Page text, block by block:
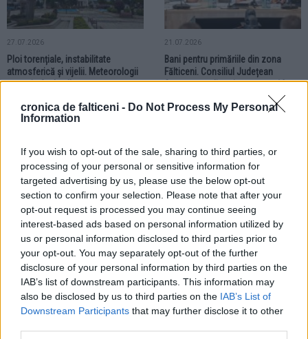
cronica de falticeni - Do Not Process My Personal
Information
If you wish to opt-out of the sale, sharing to third parties, or
processing of your personal or sensitive information for
targeted advertising by us, please use the below opt-out
section to confirm your selection. Please note that after your
opt-out request is processed you may continue seeing
interest-based ads based on personal information utilized by
us or personal information disclosed to third parties prior to
your opt-out. You may separately opt-out of the further
disclosure of your personal information by third parties on the
IAB’s list of downstream participants. This information may
also be disclosed by us to third parties on the IAB’s List of
Downstream Participants that may further disclose it to other
27.07.2026
Ploi torențiale, instabilitate
atmosferică și vijelii. Meteorologii
au emis Cod galben pentru zona
21.07.2026
Bani pentru primăriile din zona
Fălticeni. Consiliul Județean
Suceava va direcționa peste 10
Amendă de 60.000 de lei pentru un
agent economic din Fălticeni.
Deșeurile erau depozitate
necorespunzător